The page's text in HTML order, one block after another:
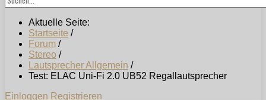
Aktuelle Seite:
Startseite /
Forum /
Stereo /
Lautsprecher Allgemein /
Test: ELAC Uni-Fi 2.0 UB52 Regallautsprecher
Einloggen Registrieren